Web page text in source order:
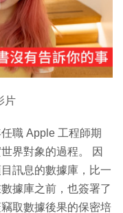
片
職 Apple 工程師期
界對象的過程。 因
訊息的數據庫，比一
據庫之前，也簽署了
取數據後果的保密培